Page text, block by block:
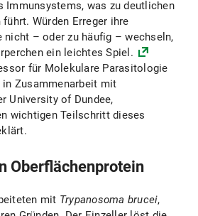
Immunsystems, was zu deutlichen
Würden Erreger ihre
nicht – oder zu häufig – wechseln,
ein leichtes Spiel.
für Molekulare Parasitologie
in Zusammenarbeit mit
University of Dundee,
wichtigen Teilschritt dieses
Oberflächenprotein
mit Trypanosoma brucei,